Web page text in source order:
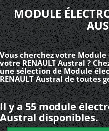
MODULE
Vous cherchez votre
votre RENAULT Austral ?
une sélection de Module
RENAULT Austral de toutes
Il y a 55 module
Austral disponibles.